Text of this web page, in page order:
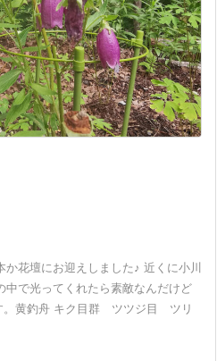
花壇にお迎えしました♪ 近くに小川
中で光ってくれたら素敵なんだけど
黄釣舟 キク目群 ツツジ目 ツリ